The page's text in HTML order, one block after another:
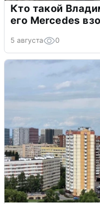
Кто такой
его Mercedes
5 августа 0